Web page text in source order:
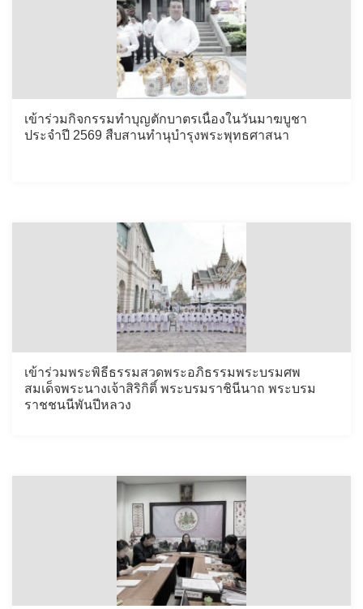
เข้าร่วมกิจกรรมทำบุญตักบาตรเนื่องในวันมาฆบูชา
ประจำปี 2569 สืบสานทำนุบำรุงพระพุทธศาสนา
เข้าร่วมพระพิธีธรรมสวดพระอภิธรรมพระบรมศพ
สมเด็จพระนางเจ้าสิริกิติ์ พระบรมราชินีนาถ พระบรม
ราชชนนีพันปีหลวง